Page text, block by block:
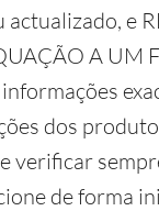
e
A UM
dos
verificar
de forma